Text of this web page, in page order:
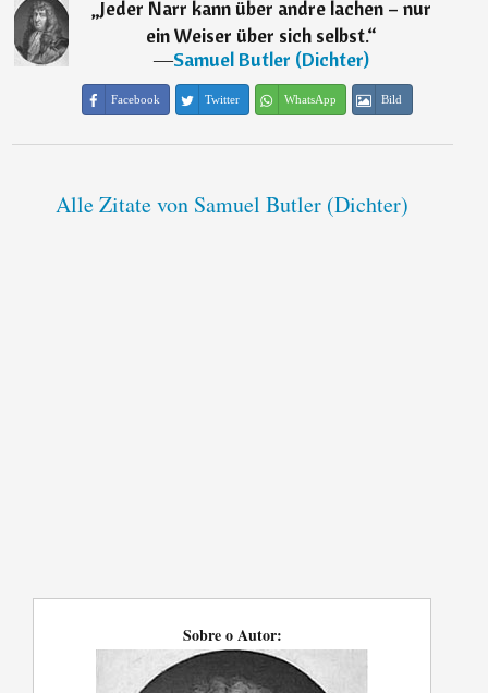
„Jeder Narr kann über andre lachen – nur
ein Weiser über sich selbst.“
―Samuel Butler (Dichter)
Facebook Twitter WhatsApp Bild
Alle Zitate von Samuel Butler (Dichter)
Sobre o Autor: